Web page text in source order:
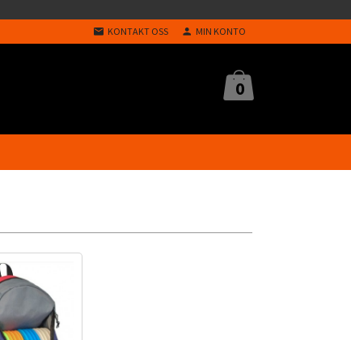
KONTAKT OSS MIN KONTO
0